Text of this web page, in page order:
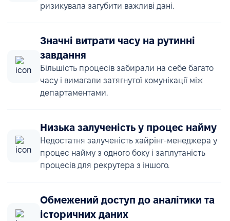
ризикувала загубити важливі дані.
Значні витрати часу на рутинні
завдання
Більшість процесів забирали на себе багато
часу і вимагали затягнутої комунікації між
департаментами.
Низька залученість у процес найму
Недостатня залученість хайрінг-менеджера у
процес найму з одного боку і заплутаність
процесів для рекрутера з іншого.
Обмежений доступ до аналітики та
історичних даних